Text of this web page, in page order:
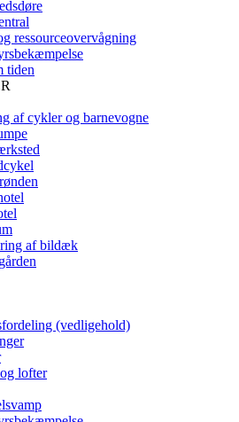
ressourceovervågning
tiden
af cykler og barnevogne
af bildæk
(vedligehold)
lofter